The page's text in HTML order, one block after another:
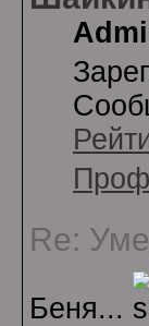
Re:
Беня...